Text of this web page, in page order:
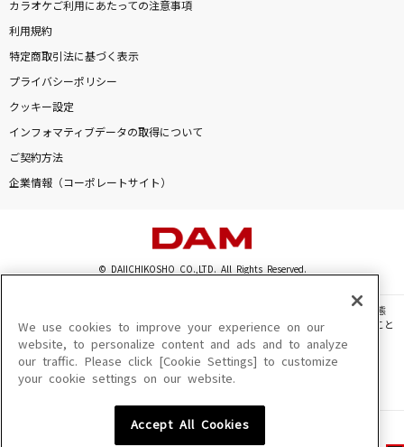
カラオケご利用にあたっての注意事項
利用規約
特定商取引法に基づく表示
プライバシーポリシー
クッキー設定
インフォマティブデータの取得について
ご契約方法
企業情報（コーポレートサイト）
© DAIICHIKOSHO CO.,LTD. All Rights Reserved.
このサイトに掲載されている一切の文章・画像・写真・動画・音声等を、手段や形態
を問わず、著作権法の定める範囲を超えて無断で複製、転載、ファイル化などすること
を禁じます。
楽曲及びコンテンツは、機種によりご利用いただけない場合があります。
楽曲及びコンテンツの配信日、配信内容が変更になる場合があります。
We use cookies to improve your experience on our
website, to personalize content and ads and to analyze
our traffic. Please click [Cookie Settings] to customize
your cookie settings on our website.
Accept All Cookies